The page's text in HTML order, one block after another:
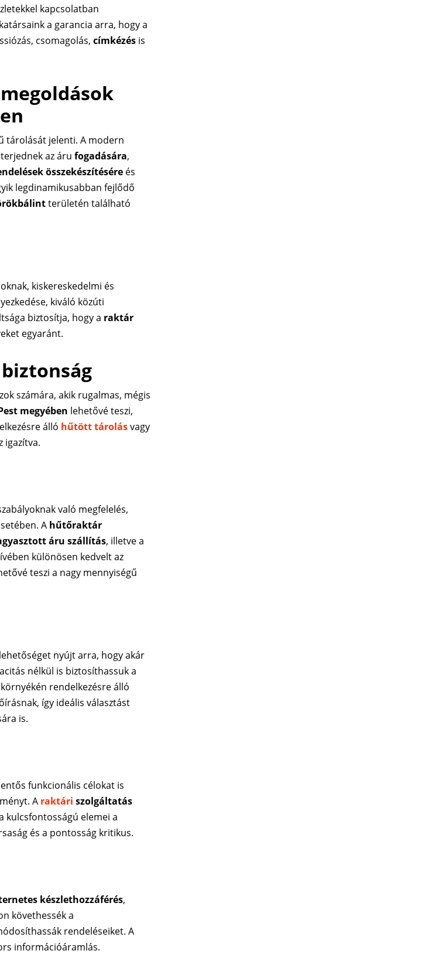
kapcsolatban
a garancia arra, hogy a
csomagolás, címkézés is
tárolását jelenti. A modern
az áru fogadására,
összekészítésére és
legdinamikusabban fejlődő
területén található
kiskereskedelmi és
kiváló közúti
biztosítja, hogy a raktár
egyaránt.
számára, akik rugalmas, mégis
megyében lehetővé teszi,
álló hűtött tárolásvagy
igazítva.
való megfelelés,
A hűtőraktár
áru szállítás, illetve a
különösen kedvelt az
teszi a nagy mennyiségű
nyújt arra, hogy akár
nélkül is biztosíthassuk a
környékén rendelkezésre álló
így ideális választást
is.
funkcionális célokat is
A raktári szolgáltatás
kulcsfontosságú elemei a
és a pontosság kritikus.
készlethozzáférés,
követhessék a
rendeléseiket. A
információáramlás.